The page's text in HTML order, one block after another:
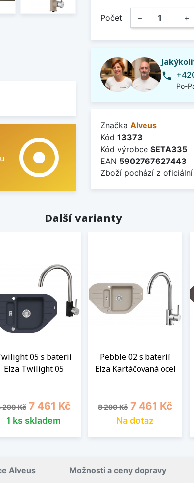
adjust
Počet − +
phone
Po-
Značka Alveus
Kód 13373
Kód výrobce SETA335
EAN 5902767627443
Zboží pochází z
Další varianty
05 s baterií
Elza Twilight 05
cena
290 Kč Cena
7 461 Kč
1 ks skladem
Pebble 02 s baterií
Elza Kartáčovaná ocel
Běžná cena
8 290 Kč Cena
7 461 Kč
Na dotaz
Alveus Možnosti a ceny dopravy